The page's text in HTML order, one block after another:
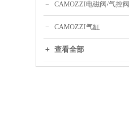
CAMOZZI电磁阀/气控阀
CAMOZZI气缸
查看全部